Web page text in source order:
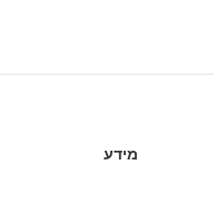
מידע